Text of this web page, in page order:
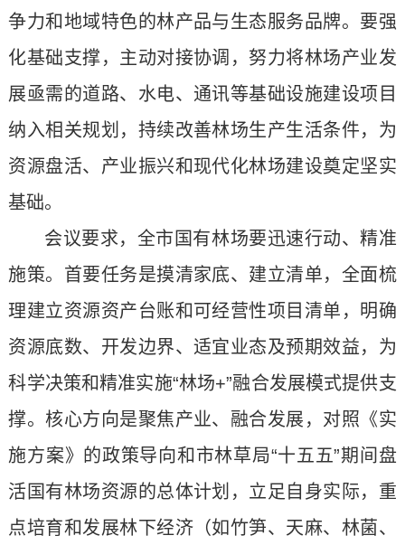
争力和地域特色的林产品与生态服务品牌。要强
化基础支撑，主动对接协调，努力将林场产业发
展亟需的道路、水电、通讯等基础设施建设项目
纳入相关规划，持续改善林场生产生活条件，为
资源盘活、产业振兴和现代化林场建设奠定坚实
基础。
会议要求，全市国有林场要迅速行动、精准
施策。首要任务是摸清家底、建立清单，全面梳
理建立资源资产台账和可经营性项目清单，明确
资源底数、开发边界、适宜业态及预期效益，为
科学决策和精准实施“林场+”融合发展模式提供支
撑。核心方向是聚焦产业、融合发展，对照《实
施方案》的政策导向和市林草局“十五五”期间盘
活国有林场资源的总体计划，立足自身实际，重
点培育和发展林下经济（如竹笋、天麻、林菌、